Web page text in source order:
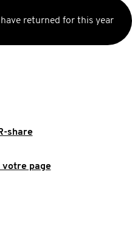
returned for this year
share
votre page